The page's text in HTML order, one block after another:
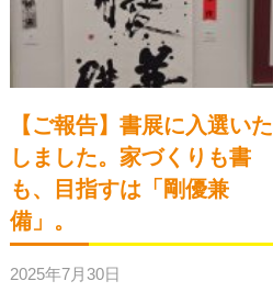
【ご報告】書展に入選いた
しました。家づくりも書
も、目指すは「剛優兼
備」。
2025年7月30日